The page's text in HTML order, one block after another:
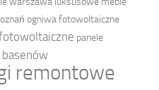
ogniwa fotowoltaiczne
panele
remontowe